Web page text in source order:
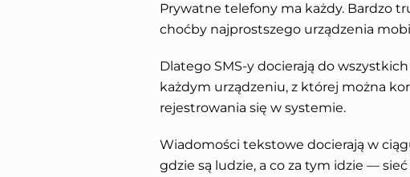
Prywatne telefony ma każdy. Bardzo
choćby najprostszego urządzenia
Dlatego SMS-y docierają do
każdym urządzeniu, z której można
rejestrowania się w systemie.
Wiadomości tekstowe docierają w
gdzie są ludzie, a co za tym idzie —